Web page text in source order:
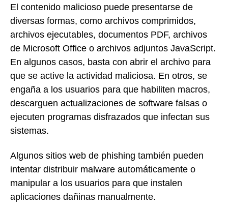
El contenido malicioso puede presentarse de
diversas formas, como archivos comprimidos,
archivos ejecutables, documentos PDF, archivos
de Microsoft Office o archivos adjuntos JavaScript.
En algunos casos, basta con abrir el archivo para
que se active la actividad maliciosa. En otros, se
engaña a los usuarios para que habiliten macros,
descarguen actualizaciones de software falsas o
ejecuten programas disfrazados que infectan sus
sistemas.
Algunos sitios web de phishing también pueden
intentar distribuir malware automáticamente o
manipular a los usuarios para que instalen
aplicaciones dañinas manualmente.